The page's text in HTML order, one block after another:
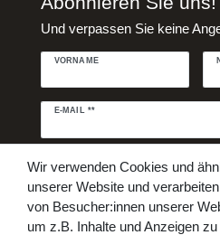
Und verpassen Sie keine
VORNAME
E-MAIL **
Newsletter
Hiermit bestätige ich, dass ich die
Wir verwenden Cookies und
unserer Website und
von Besucher:innen unserer
um z.B. Inhalte und Anzeigen